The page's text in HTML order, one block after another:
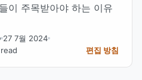
이 주목받아야 하는 이유
27 7월 2024
편집 방침